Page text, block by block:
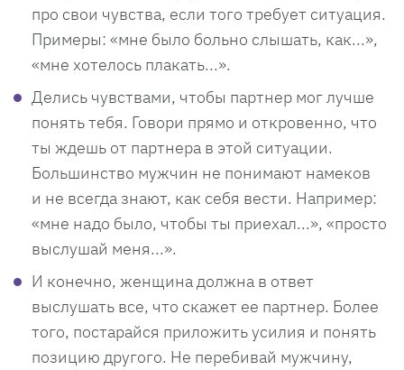
про свои чувства, если того требует ситуация.
Примеры: «мне было больно слышать, как...»,
«мне хотелось плакать...».
Делись чувствами, чтобы партнер мог лучше
понять тебя. Говори прямо и откровенно, что
ты ждешь от партнера в этой ситуации.
Большинство мужчин не понимают намеков
и не всегда знают, как себя вести. Например:
«мне надо было, чтобы ты приехал...», «просто
выслушай меня...».
И конечно, женщина должна в ответ
выслушать все, что скажет ее партнер. Более
того, постарайся приложить усилия и понять
позицию другого. Не перебивай мужчину,